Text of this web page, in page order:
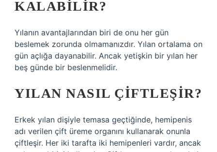
KALABILIR?
Yılanın avantajlarından biri de onu her gün
beslemek zorunda olmamanızdır. Yılan ortalama on
gün açlığa dayanabilir. Ancak yetişkin bir yılan her
beş günde bir beslenmelidir.
YILAN NASIL ÇIFTLEŞIR?
Erkek yılan dişiyle temasa geçtiğinde, hemipenis
adı verilen çift üreme organını kullanarak onunla
çiftleşir. Her iki tarafta iki hemipenleri vardır, ancak